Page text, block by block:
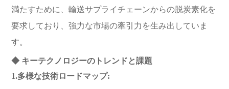
満たすために、輸送サプライチェーンからの脱炭素化を
要求しており、強力な市場の牽引力を生み出していま
す。
◆ キーテクノロジーのトレンドと課題
1.多様な技術ロードマップ: